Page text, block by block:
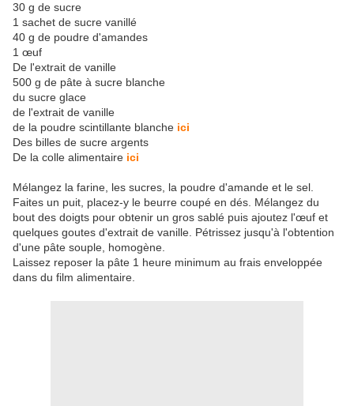
30 g de sucre
1 sachet de sucre vanillé
40 g de poudre d'amandes
1 œuf
De l'extrait de vanille
500 g de pâte à sucre blanche
du sucre glace
de l'extrait de vanille
de la poudre scintillante blanche ici
Des billes de sucre argents
De la colle alimentaire ici
Mélangez la farine, les sucres, la poudre d'amande et le sel.
Faites un puit, placez-y le beurre coupé en dés. Mélangez du
bout des doigts pour obtenir un gros sablé puis ajoutez l'œuf et
quelques goutes d'extrait de vanille. Pétrissez jusqu'à l'obtention
d'une pâte souple, homogène.
Laissez reposer la pâte 1 heure minimum au frais enveloppée
dans du film alimentaire.